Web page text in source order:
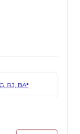
RJ, BA*